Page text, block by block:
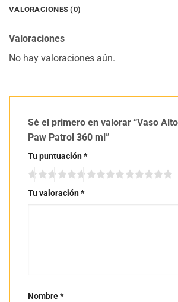
VALORACIONES (0)
Valoraciones
No hay valoraciones aún.
Sé el primero en valorar “Vaso
Paw Patrol 360 ml”
Tu puntuación*
Tu valoración*
Nombre*